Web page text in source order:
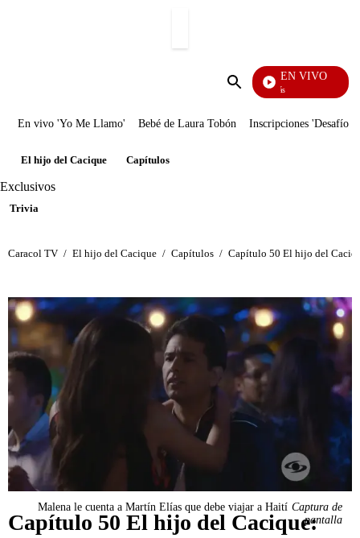
Enviar
EN VIVO
También Caerás
En vivo 'Yo Me Llamo' Bebé de Laura Tobón Inscripciones 'Desafío'
El hijo del Cacique Capítulos
Exclusivos
Trivia
Caracol TV / El hijo del Cacique / Capítulos / Capítulo 50 El hijo del
Malena le cuenta a Martín Elías que debe viajar a Haití Captura de
pantalla
Capítulo 50 El hijo del Cacique: